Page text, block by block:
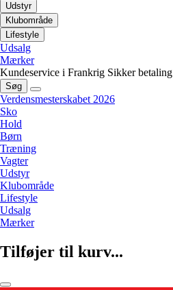
Udstyr
Klubområde
Lifestyle
Udsalg
Mærker
Kundeservice i Frankrig Sikker betaling
Søg
Verdensmesterskabet 2026
Sko
Hold
Børn
Træning
Vagter
Udstyr
Klubområde
Lifestyle
Udsalg
Mærker
Tilføjer til kurv...